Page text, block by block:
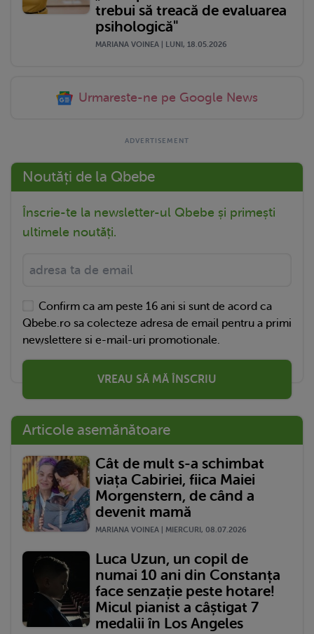
trebui să treacă de evaluarea
psihologică"
MARIANA VOINEA | LUNI, 18.05.2026
Urmareste-ne pe Google News
Noutăți de la Qbebe
Înscrie-te la newsletter-ul Qbebe și primești
ultimele noutăți.
Confirm ca am peste 16 ani si sunt de acord ca
Qbebe.ro sa colecteze adresa de email pentru a primi
newslettere si e-mail-uri promotionale.
VREAU SĂ MĂ ÎNSCRIU
Articole asemănătoare
Cât de mult s-a schimbat
viața Cabiriei, fiica Maiei
Morgenstern, de când a
devenit mamă
MARIANA VOINEA | MIERCURI, 08.07.2026
Luca Uzun, un copil de
numai 10 ani din Constanța
face senzație peste hotare!
Micul pianist a câștigat 7
medalii în Los Angeles